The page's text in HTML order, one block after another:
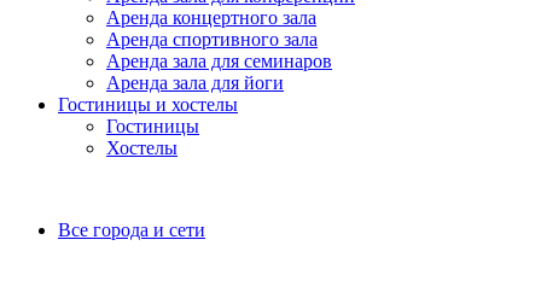
Аренда концертного зала
Аренда спортивного зала
Аренда зала для семинаров
Аренда зала для йоги
Гостиницы и хостелы
Гостиницы
Хостелы
Все города и сети